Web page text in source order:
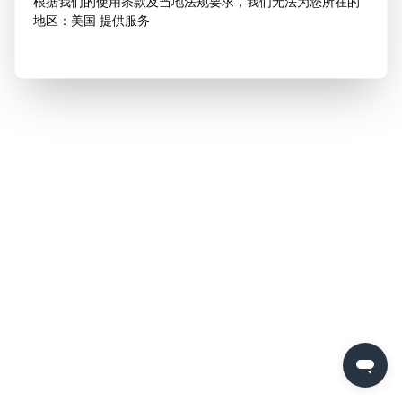
地区：美国 提供服务